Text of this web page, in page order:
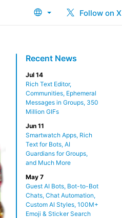
Follow on X
Recent News
Jul 14
Rich Text Editor,
Communities, Ephemeral
Messages in Groups, 350
Million GIFs
Jun 11
Smartwatch Apps, Rich
Text for Bots, AI
Guardians for Groups,
and Much More
May 7
Guest AI Bots, Bot-to-Bot
Chats, Chat Automation,
Custom AI Styles, 100M+
Emoji & Sticker Search